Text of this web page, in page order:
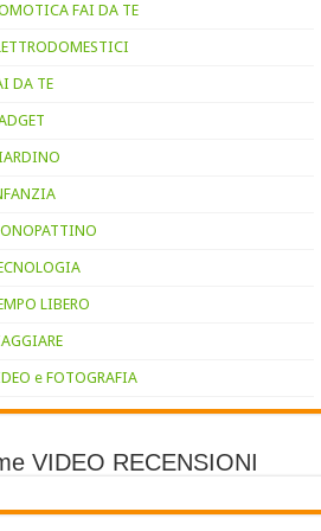
FAI DA TE
DA TE
LIBERO
e FOTOGRAFIA
VIDEO RECENSIONI